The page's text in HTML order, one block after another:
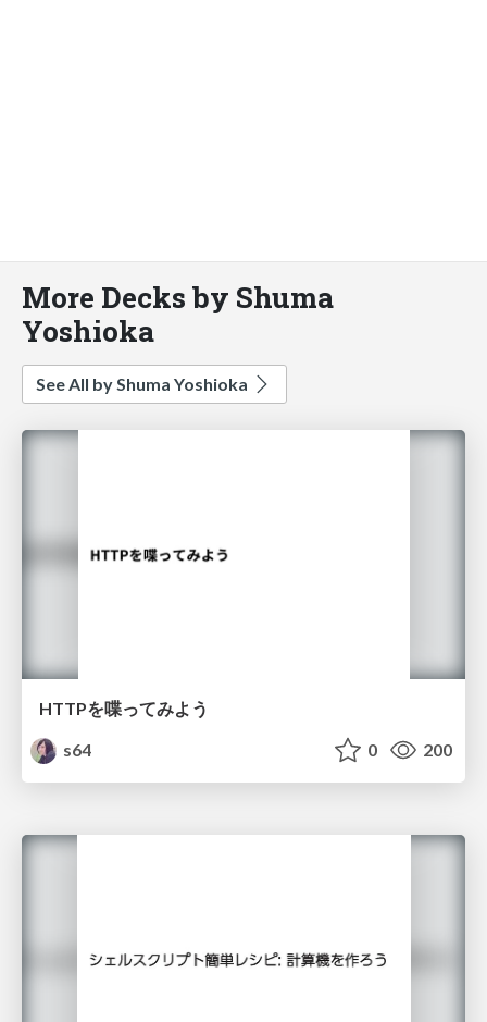
More Decks by Shuma
Yoshioka
See All by Shuma Yoshioka
HTTPを喋ってみよう
s64
0 200